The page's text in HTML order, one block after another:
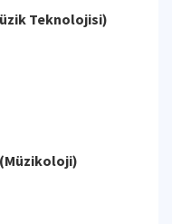
Teknolojisi)
(Müzikoloji)